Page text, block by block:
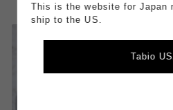
This is the website for Japan
ship to the US.
Tabio